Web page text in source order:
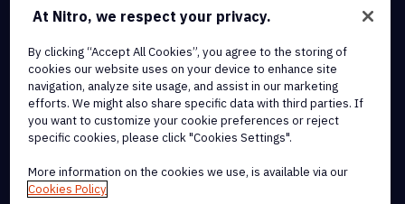
Terms of Service
Cookie Policy
Copyright Policy
All Terms & Policies
At Nitro, we respect your privacy.
By clicking “Accept All Cookies”, you agree to the storing of
cookies our website uses on your device to enhance site
navigation, analyze site usage, and assist in our marketing
efforts. We might also share specific data with third parties. If
you want to customize your cookie preferences or reject
specific cookies, please click "Cookies Settings".
More information on the cookies we use, is available via our
Cookies Policy